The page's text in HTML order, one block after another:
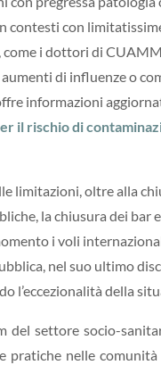
con
come i dottori di
di influenze o
informazioni
il rischio di
limitazioni, oltre alla
la chiusura dei
i voli
nel suo ultimo
l’eccezionalità della
del settore socio-
pratiche nelle